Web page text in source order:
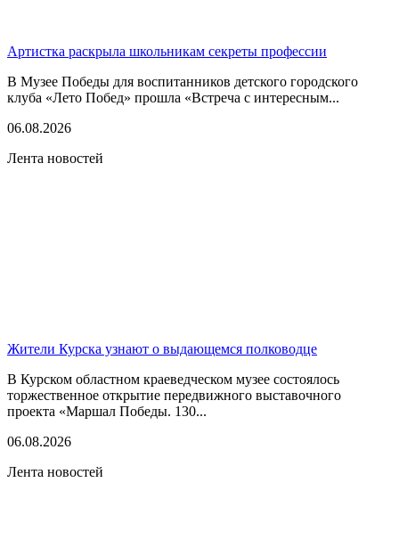
Артистка раскрыла школьникам секреты профессии
В Музее Победы для воспитанников детского городского
клуба «Лето Побед» прошла «Встреча с интересным...
06.08.2026
Лента новостей
Жители Курска узнают о выдающемся полководце
В Курском областном краеведческом музее состоялось
торжественное открытие передвижного выставочного
проекта «Маршал Победы. 130...
06.08.2026
Лента новостей